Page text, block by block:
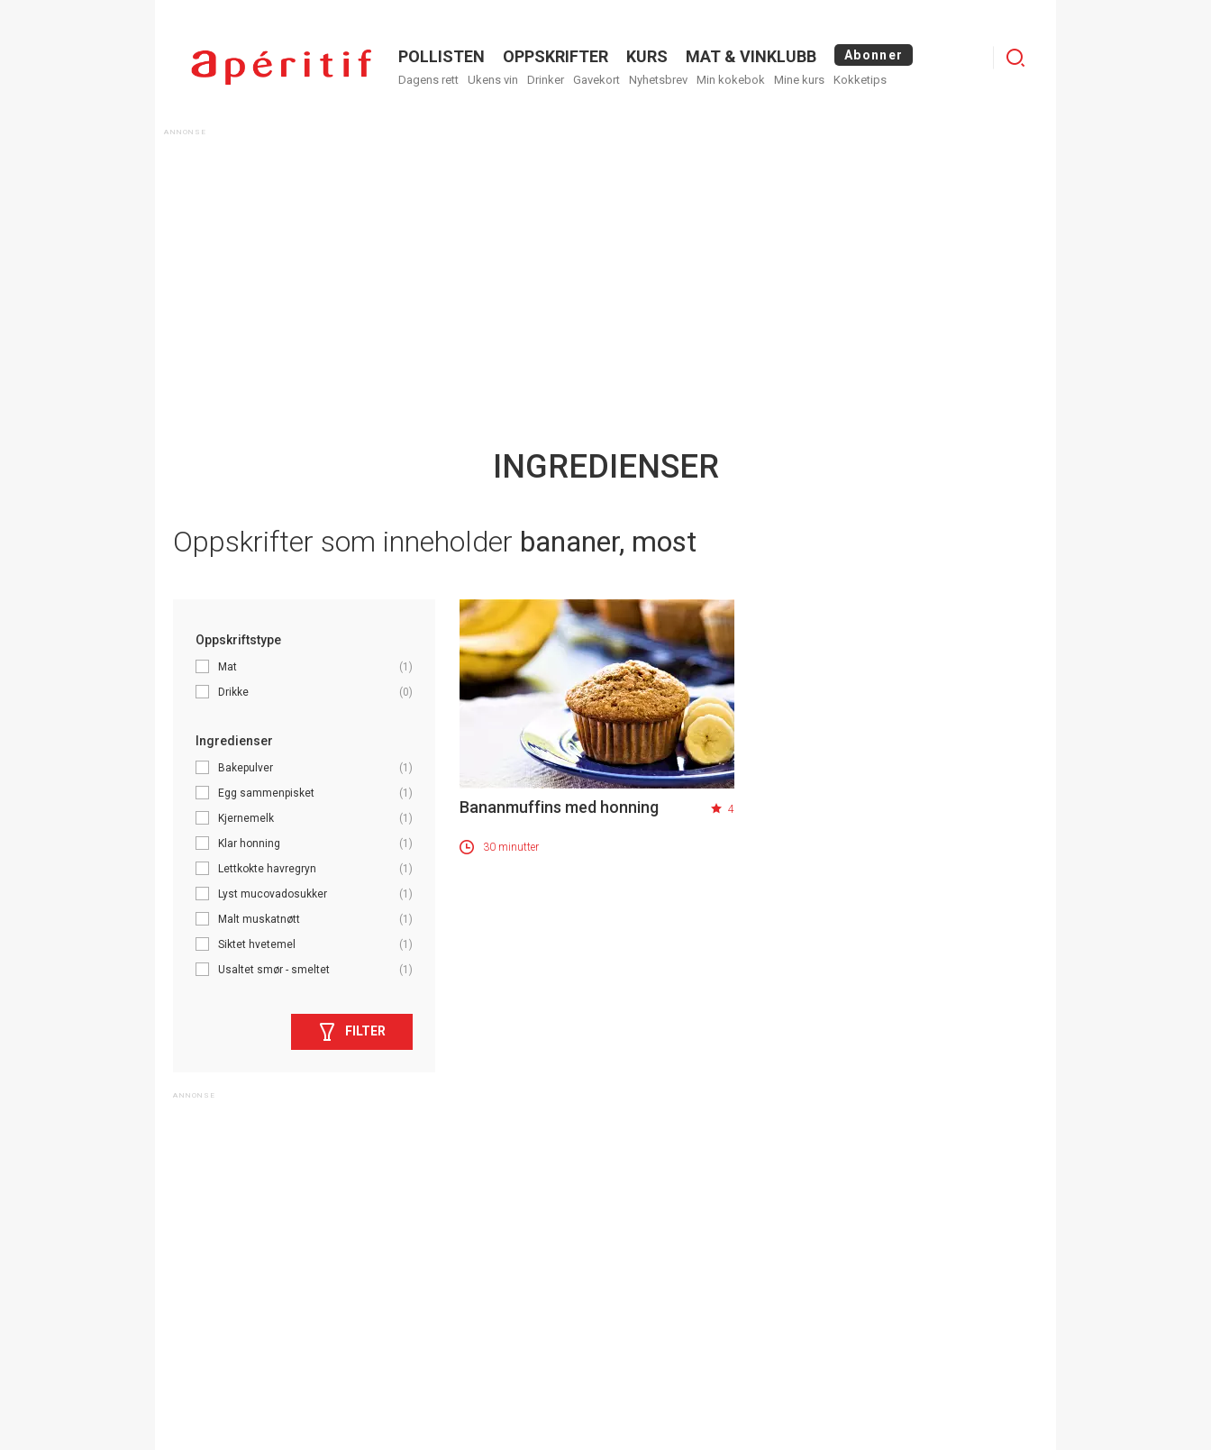
Menu
POLLISTEN OPPSKRIFTER KURS MAT & VINKLUBB Abonner
Dagens rett Ukens vin Drinker Gavekort Nyhetsbrev Min kokebok Mine kurs Kokketips
Logg
INGREDIENSER
Oppskrifter som inneholder bananer, most
Oppskriftstype
Mat
(1)
Drikke
(0)
Ingredienser
Bakepulver
(1)
Egg sammenpisket
(1)
Kjernemelk
(1)
Klar honning
(1)
Lettkokte havregryn
(1)
Lyst mucovadosukker
(1)
Malt muskatnøtt
(1)
Siktet hvetemel
(1)
Usaltet smør - smeltet
(1)
FILTER
Bananmuffins med honning 4
30 minutter